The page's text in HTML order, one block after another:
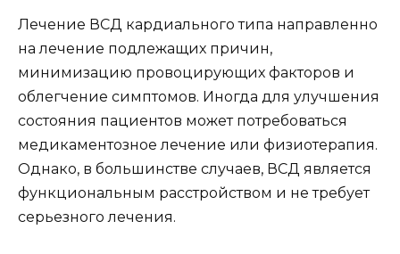
Лечение ВСД кардиального типа направленно
на лечение подлежащих причин,
минимизацию провоцирующих факторов и
облегчение симптомов. Иногда для улучшения
состояния пациентов может потребоваться
медикаментозное лечение или физиотерапия.
Однако, в большинстве случаев, ВСД является
функциональным расстройством и не требует
серьезного лечения.